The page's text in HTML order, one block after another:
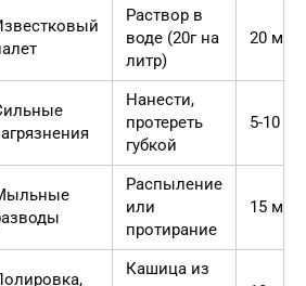
Раствор в
воде (20г на
литр)
20
Нанести,
протереть
губкой
5-10
Распыление
или
протирание
15
Кашица из